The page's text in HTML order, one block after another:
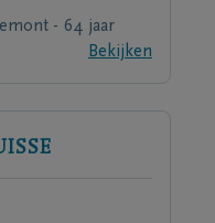
- 64 jaar
Bekijken